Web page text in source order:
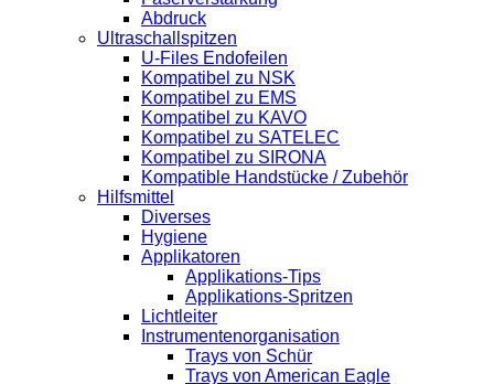
Abdruck
Ultraschallspitzen
U-Files Endofeilen
Kompatibel zu NSK
Kompatibel zu EMS
Kompatibel zu KAVO
Kompatibel zu SATELEC
Kompatibel zu SIRONA
Kompatible Handstücke / Zubehör
Hilfsmittel
Diverses
Hygiene
Applikatoren
Applikations-Tips
Applikations-Spritzen
Lichtleiter
Instrumentenorganisation
Trays von Schür
Trays von American Eagle